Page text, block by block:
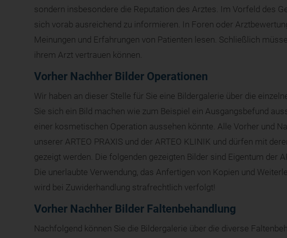
sondern insbesondere die Reputation des Arztes. Im Vorfeld des
sich vorab ausreichend zu informieren. In Foren oder
Meinungen und Erfahrungen von Patienten lesen. Schließlich
ihrem Arzt vertrauen können.
Vorher Nachher Bilder Operationen
Wir haben an dieser Stelle für Sie eine Bildergalerie über die
Sie sich ein Bild machen wie zum Beispiel ein Ausgangsbefund
einer kosmetischen Operation aussehen könnte. Alle Vorher und
unserer ARTEO PRAXIS und der ARTEO KLINIK und dürfen mit
gezeigt werden. Die folgenden gezeigten Bilder sind Eigentum der
Die unerlaubte Verwendung, das Anfertigen von Kopien und
wird bei Zuwiderhandlung strafrechtlich verfolgt!
Vorher Nachher Bilder Faltenbehandlung
Nachfolgend können Sie die Bildergalerie über die diverse